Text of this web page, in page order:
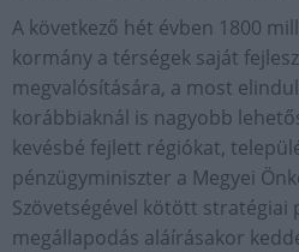
A következő hét évben 1800
kormány a térségek saját
megvalósítására, a most
korábbiaknál is nagyobb
kevésbé fejlett régiókat,
pénzügyminiszter a Megyei
Szövetségével kötött stratégiai
megállapodás aláírásakor